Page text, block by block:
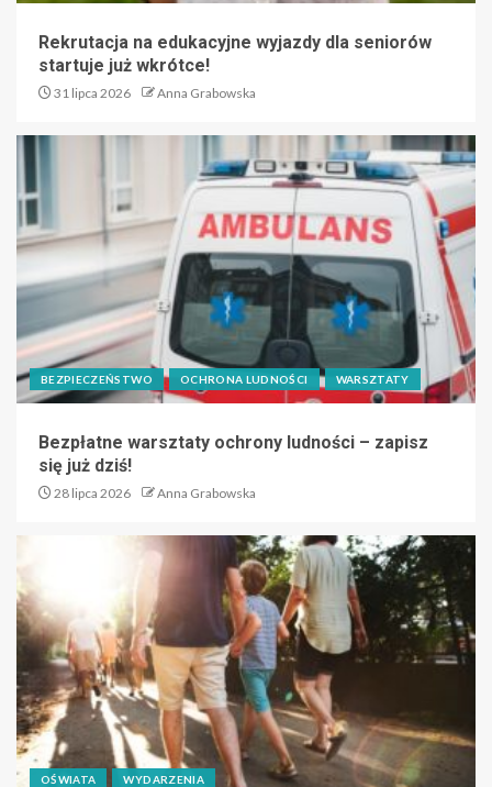
Rekrutacja na edukacyjne wyjazdy dla seniorów
startuje już wkrótce!
31 lipca 2026 Anna Grabowska
BEZPIECZEŃSTWO OCHRONA LUDNOŚCI WARSZTATY
Bezpłatne warsztaty ochrony ludności – zapisz
się już dziś!
28 lipca 2026 Anna Grabowska
OŚWIATA WYDARZENIA